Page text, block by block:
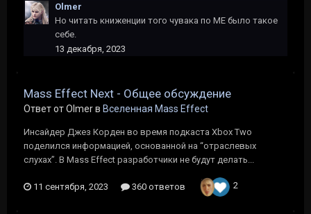
Olmer
Но читать книженции того чувака по МЕ было такое
себе.
13 декабря, 2023
Mass Effect Next - Общее обсуждение
Ответ от Olmer в Вселенная Mass Effect
Инсайдер Джез Корден во время подкаста Xbox Two
поделился информацией, основанной на “отраслевых
слухах”. В Mass Effect разработчики не будут делать...
11 сентября, 2023 360 ответов 2